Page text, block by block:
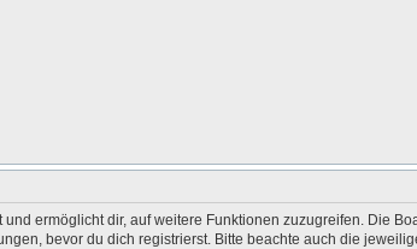
ermöglicht dir, auf weitere Funktionen zuzugreifen. Die
bevor du dich registrierst. Bitte beachte auch die